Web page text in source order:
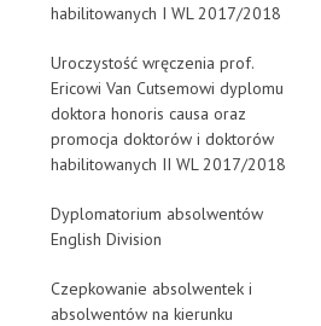
habilitowanych I WL 2017/2018
Uroczystość wręczenia prof.
Ericowi Van Cutsemowi dyplomu
doktora honoris causa oraz
promocja doktorów i doktorów
habilitowanych II WL 2017/2018
Dyplomatorium absolwentów
English Division
Czepkowanie absolwentek i
absolwentów na kierunku